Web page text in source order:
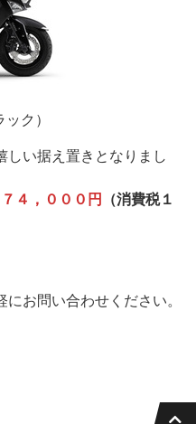
ック）
しい据え置きとなりまし
７４，０００円
（消費税１
お問い合わせください。